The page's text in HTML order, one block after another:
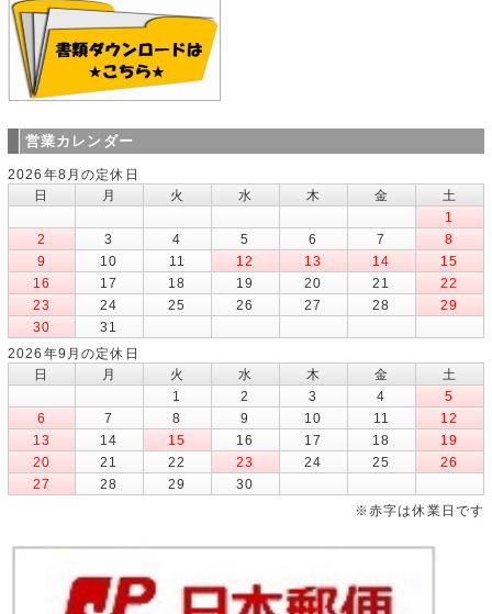
営業カレンダー
2026年8月の定休日
日
月 火 水 木 金
土
1
2
3 4 5 6 7
8
9
10 11 12 13 14
15
16
17 18 19 20 21
22
23
24 25 26 27 28
29
30
31
2026年9月の定休日
日
月 火 水 木 金
土
1
2 3 4
5
6
7 8 9 10 11
12
13
14 15 16 17 18
19
20
21 22 23 24 25
26
27
28 29
30
※赤字は休業日です